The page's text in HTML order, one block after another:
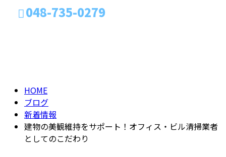
048-735-0279
HOME
ブログ
新着情報
建物の美観維持をサポート！オフィス・ビル清掃業者
としてのこだわり